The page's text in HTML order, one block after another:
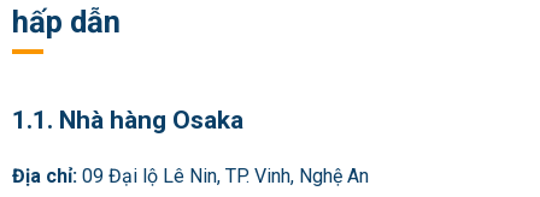
hấp dẫn
1.1. Nhà hàng Osaka
Địa chỉ: 09 Đại lộ Lê Nin, TP. Vinh, Nghệ An